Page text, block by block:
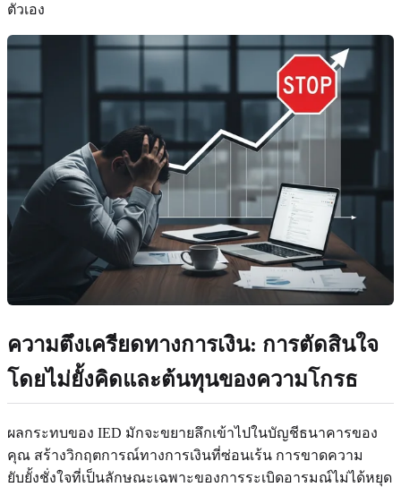
ตัวเอง
ความตึงเครียดทางการเงิน: การตัดสินใจ
โดยไม่ยั้งคิดและต้นทุนของความโกรธ
ผลกระทบของ IED มักจะขยายลึกเข้าไปในบัญชีธนาคารของ
คุณ สร้างวิกฤตการณ์ทางการเงินที่ซ่อนเร้น การขาดความ
ยับยั้งชั่งใจที่เป็นลักษณะเฉพาะของการระเบิดอารมณ์ไม่ได้หยุด